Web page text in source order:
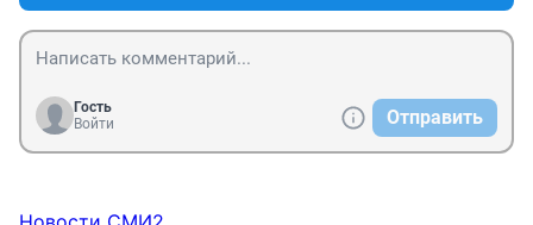
Гость
Войти
Отправить